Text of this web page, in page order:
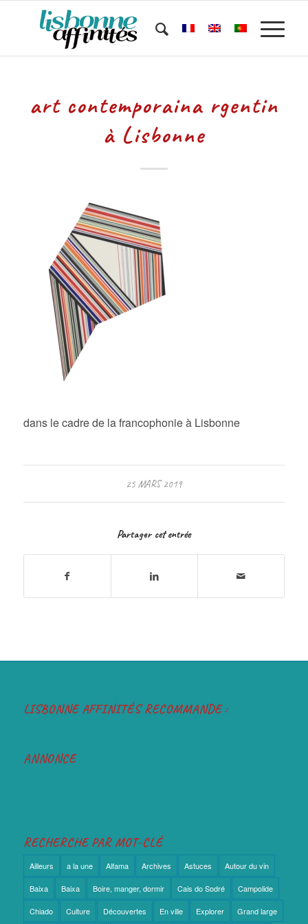
art contemporaina rgentin
à Lisbonne
dans le cadre de la francophonie à Lisbonne
25 MARS 2019
Partager cet entrée
LISBONNE AFFINITÉS RECOMMANDE :
ANNONCE
RECHERCHE PAR MOT-CLÉ
Ailleurs a la une Alfama Archives Astuces Autour du vin
Baixa Baixa Boire, manger, dormir Cais do Sodré Campolide
Chiado Culture Découvertes En ville Explorer Grand large